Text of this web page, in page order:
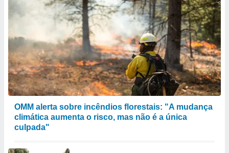
OMM alerta sobre incêndios florestais: "A mudança
climática aumenta o risco, mas não é a única
culpada"